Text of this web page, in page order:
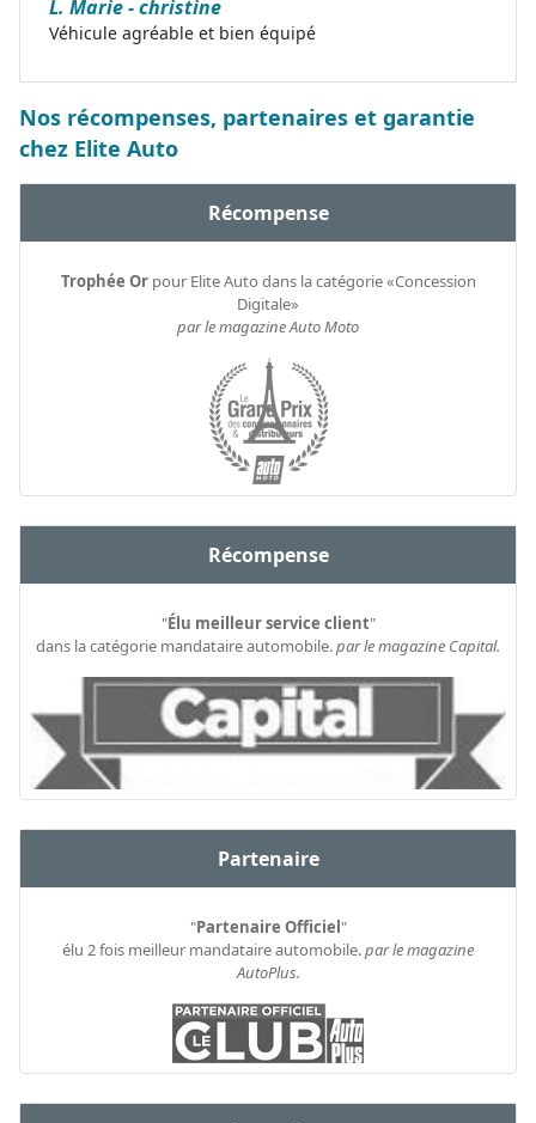
L. Marie - christine
Véhicule agréable et bien équipé
Nos récompenses, partenaires et garantie
chez Elite Auto
Récompense
Trophée Orpour Elite Auto dans la catégorie «Concession
Digitale»
par le magazine Auto Moto
Récompense
"Élu meilleur service client"
dans la catégorie mandataire automobile.par le magazine Capital.
Partenaire
"Partenaire Officiel"
élu 2 fois meilleur mandataire automobile.par le magazine
AutoPlus.